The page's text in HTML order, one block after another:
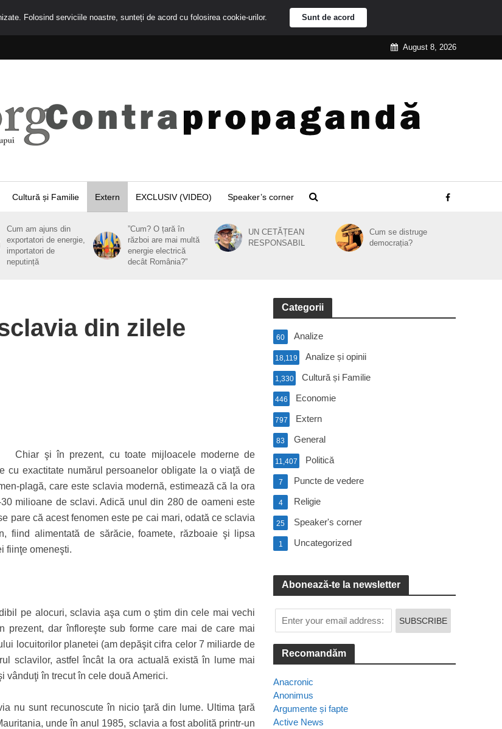
August 8, 2026
Cultură și Familie Extern EXCLUSIV (VIDEO) Speaker’s corner
Cum am ajuns din
exportatori de energie,
importatori de
neputință
”Cum? O țară în
război are mai multă
energie electrică
decât România?”
UN CETĂȚEAN
RESPONSABIL
Cum se distruge
democrația?
din zilele
Chiar şi în prezent, cu toate mijloacele moderne de
cu exactitate numărul persoanelor obligate la o viaţă de
plagă, care este sclavia modernă, estimează că la ora
milioane de sclavi. Adică unul din 280 de oameni este
pare că acest fenomen este pe cai mari, odată ce sclavia
fiind alimentată de sărăcie, foamete, războaie şi lipsa
fiinţe omeneşti.
pe alocuri, sclavia aşa cum o ştim din cele mai vechi
prezent, dar înfloreşte sub forme care mai de care mai
locuitorilor planetei (am depăşit cifra celor 7 miliarde de
sclavilor, astfel încât la ora actuală există în lume mai
vânduţi în trecut în cele două Americi.
nu sunt recunoscute în nicio ţară din lume. Ultima ţară
unde în anul 1985, sclavia a fost abolită printr-un
Categorii
Analize
60
Analize și opinii
18,119
Cultură și Familie
1,330
Economie
446
Extern
797
General
83
Politică
11,407
Puncte de vedere
7
Religie
4
Speaker's corner
25
Uncategorized
1
Abonează-te la newsletter
Recomandăm
Anacronic
Anonimus
Argumente și fapte
Active News
Folosind serviciile noastre, sunteți de acord cu folosirea cookie-urilor. Sunt de acord